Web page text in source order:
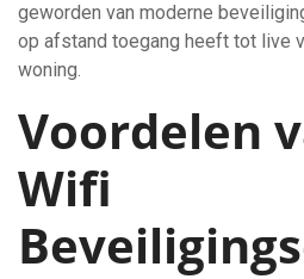
geworden van moderne
op afstand toegang heeft tot live
woning.
Voordelen
Wifi